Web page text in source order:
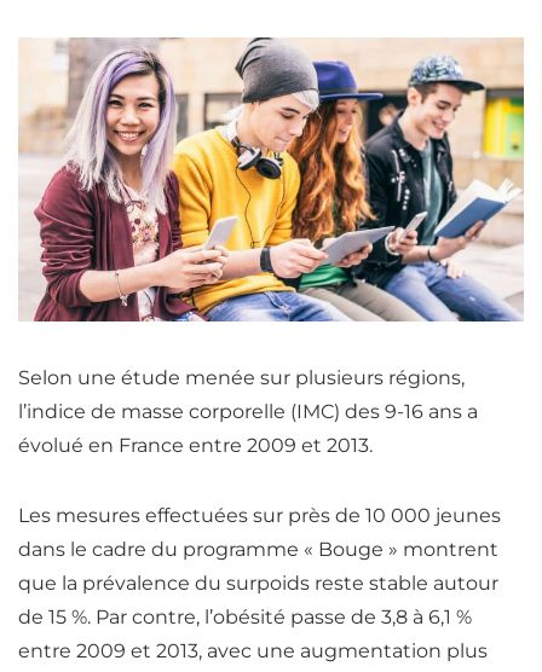
Selon une étude menée sur plusieurs régions,
l’indice de masse corporelle (IMC) des 9-16 ans a
évolué en France entre 2009 et 2013.
Les mesures effectuées sur près de 10 000 jeunes
dans le cadre du programme « Bouge » montrent
que la prévalence du surpoids reste stable autour
de 15 %. Par contre, l’obésité passe de 3,8 à 6,1 %
entre 2009 et 2013, avec une augmentation plus